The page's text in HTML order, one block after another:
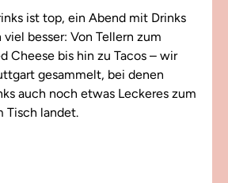
ist top, ein Abend mit Drinks
besser: Von Tellern zum
Cheese bis hin zu Tacos – wir
gesammelt, bei denen
auch noch etwas Leckeres zum
Tisch landet.